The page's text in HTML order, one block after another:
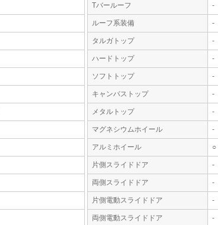
Tバールーフ -
ルーフ系装備 -
タルガトップ -
ハードトップ -
ソフトトップ -
キャンバストップ -
メタルトップ -
マグネシウムホイール -
アルミホイール ○
片側スライドドア -
両側スライドドア -
片側電動スライドドア -
両側電動スライドドア -